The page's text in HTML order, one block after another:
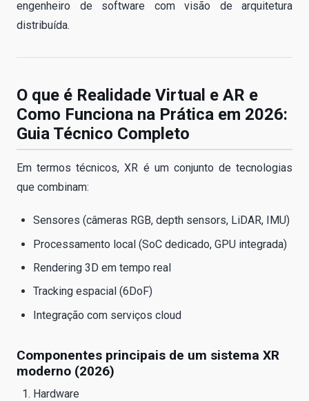
engenheiro de software com visão de arquitetura
distribuída.
O que é Realidade Virtual e AR e
Como Funciona na Prática em 2026:
Guia Técnico Completo
Em termos técnicos, XR é um conjunto de tecnologias
que combinam:
Sensores (câmeras RGB, depth sensors, LiDAR, IMU)
Processamento local (SoC dedicado, GPU integrada)
Rendering 3D em tempo real
Tracking espacial (6DoF)
Integração com serviços cloud
Componentes principais de um sistema XR
moderno (2026)
Hardware